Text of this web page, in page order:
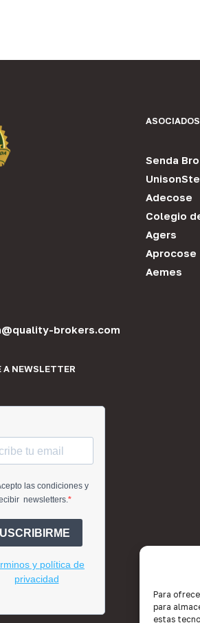
Para
para
estas
Senda
Adecose
Colegio
Agers
Aprocose
Aemes
brokers.com
A NEWSLETTER